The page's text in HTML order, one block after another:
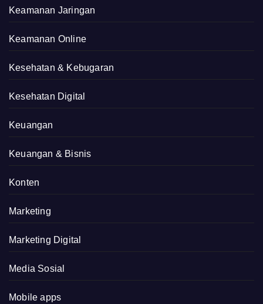
Keamanan Jaringan
Keamanan Online
Kesehatan & Kebugaran
Kesehatan Digital
Keuangan
Keuangan & Bisnis
Konten
Marketing
Marketing Digital
Media Sosial
Mobile apps